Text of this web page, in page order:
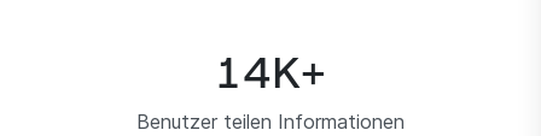
14K+
Benutzer teilen Informationen